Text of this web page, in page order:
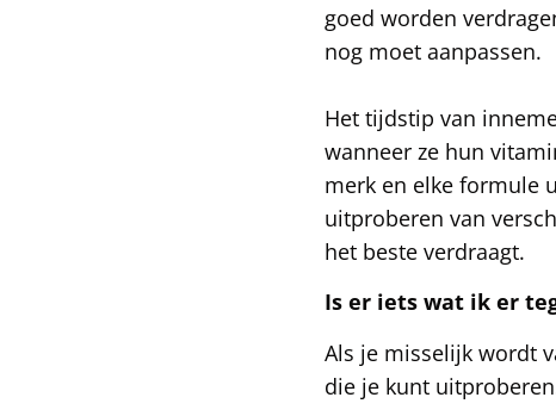
goed worden
nog moet aanpassen.
Het tijdstip van
wanneer ze hun
merk en elke formule
uitproberen van
het beste verdraagt.
Is er iets wat ik er
Als je misselijk wordt
die je kunt